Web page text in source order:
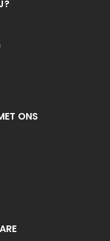
ONS